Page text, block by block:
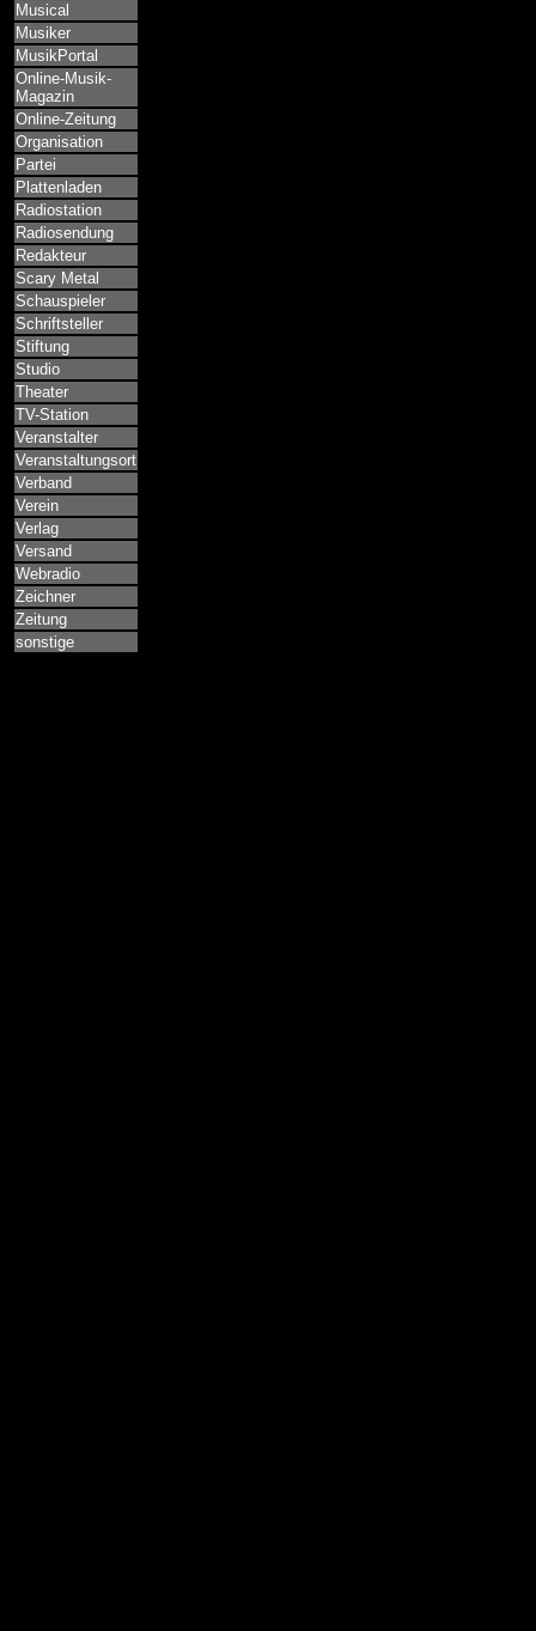
Musical
Musiker
MusikPortal
Online-Musik-
Magazin
Online-Zeitung
Organisation
Partei
Plattenladen
Radiostation
Radiosendung
Redakteur
Scary Metal
Schauspieler
Schriftsteller
Stiftung
Studio
Theater
TV-Station
Veranstalter
Veranstaltungsort
Verband
Verein
Verlag
Versand
Webradio
Zeichner
Zeitung
sonstige